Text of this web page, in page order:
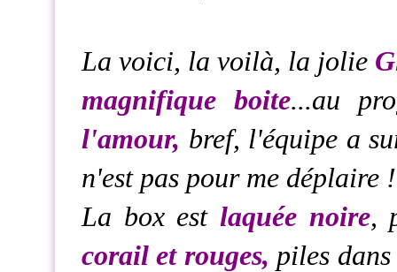
La voici, la voilà, la jolie
magnifique boite...au
l'amour, bref, l'équipe a
n'est pas pour me déplaire !
La box estlaquée noire,
corail et rouges, piles